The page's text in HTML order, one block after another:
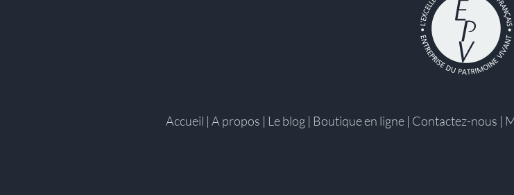
Accueil | A propos | Le blog | Boutique en ligne | Contactez-nous |